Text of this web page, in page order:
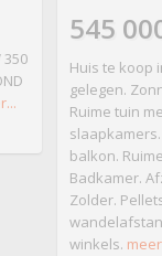
350
545
Huis te koop
gelegen.
Ruime tuin
balkon.
Badkamer.
Zolder.
winkels.